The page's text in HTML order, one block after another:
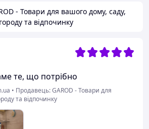
- Товари для вашого дому, саду,
городу та відпочинку
те, що потрібно
• Продавець: GAROD - Товари для
та відпочинку